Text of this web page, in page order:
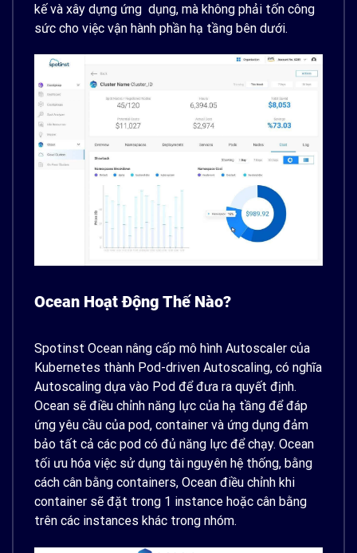
kế và xây dựng ứng dụng, mà không phải tốn công
sức cho việc vận hành phần hạ tầng bên dưới.
Ocean Hoạt Động Thế Nào?
Spotinst Ocean nâng cấp mô hình Autoscaler của
Kubernetes thành Pod-driven Autoscaling, có nghĩa
Autoscaling dựa vào Pod để đưa ra quyết định.
Ocean sẽ điều chỉnh năng lực của hạ tầng để đáp
ứng yêu cầu của pod, container và ứng dụng đảm
bảo tất cả các pod có đủ năng lực để chạy. Ocean
tối ưu hóa việc sử dụng tài nguyên hệ thống, bằng
cách cân bằng containers, Ocean điều chỉnh khi
container sẽ đặt trong 1 instance hoặc cân bằng
trên các instances khác trong nhóm.